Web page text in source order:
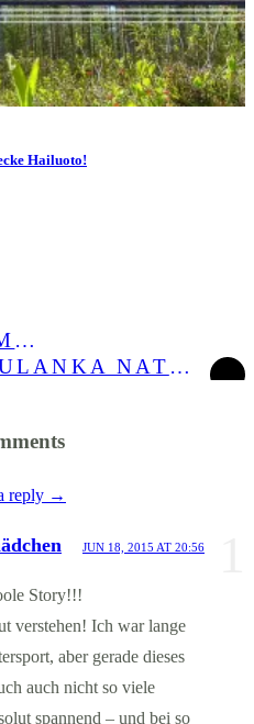
Hailuoto!
KEEP IT WARM! SO ÜBERSTEHST DU DAS TEMPERAMENTVOLLE SKANDINAVIENWETTER-TEIL 2
OULANKA NATIONALPARK – EINE FINNISCHE SPEZIALITÄT
reply →
JUN 18, 2015 AT 20:56
Story!!!
verstehen! Ich war lange
aber gerade dieses
auch nicht so viele
spannend – und bei so